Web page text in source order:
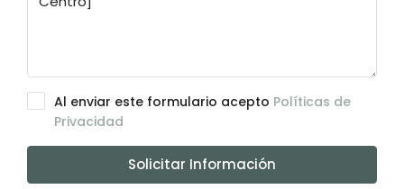
Al enviar este formulario acepto Políticas de
Privacidad
Solicitar Información